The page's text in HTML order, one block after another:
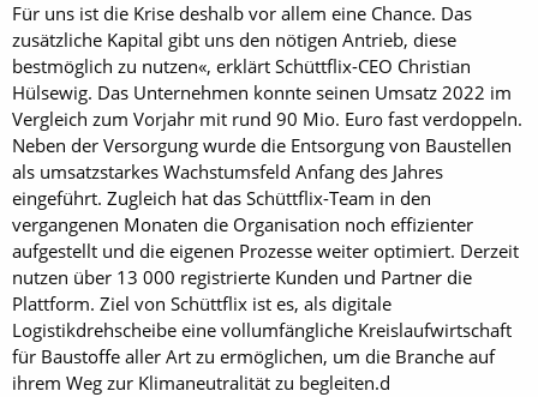
Für uns ist die Krise deshalb vor allem eine Chance. Das
zusätzliche Kapital gibt uns den nötigen Antrieb, diese
bestmöglich zu nutzen«, erklärt Schüttflix-CEO Christian
Hülsewig. Das Unternehmen konnte seinen Umsatz 2022 im
Vergleich zum Vorjahr mit rund 90 Mio. Euro fast verdoppeln.
Neben der Versorgung wurde die Entsorgung von Baustellen
als umsatzstarkes Wachstumsfeld Anfang des Jahres
eingeführt. Zugleich hat das Schüttflix-Team in den
vergangenen Monaten die Organisation noch effizienter
aufgestellt und die eigenen Prozesse weiter optimiert. Derzeit
nutzen über 13 000 registrierte Kunden und Partner die
Plattform. Ziel von Schüttflix ist es, als digitale
Logistikdrehscheibe eine vollumfängliche Kreislaufwirtschaft
für Bau­stoffe aller Art zu ermöglichen, um die Branche auf
ihrem Weg zur Klimaneutralität zu begleiten.d